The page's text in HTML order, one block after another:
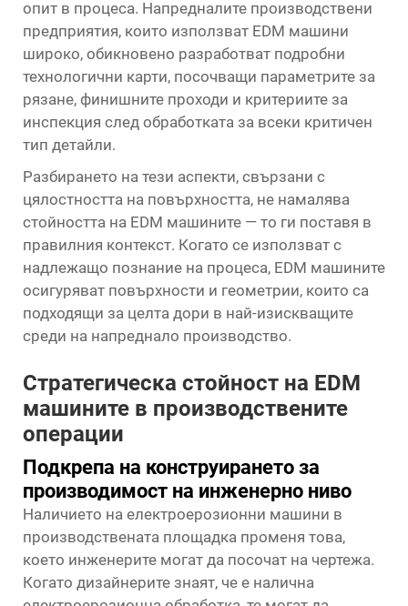
опит в процеса. Напредналите производствени
предприятия, които използват EDM машини
широко, обикновено разработват подробни
технологични карти, посочващи параметрите за
рязане, финишните проходи и критериите за
инспекция след обработката за всеки критичен
тип детайли.
Разбирането на тези аспекти, свързани с
цялостността на повърхността, не намалява
стойността на EDM машините — то ги поставя в
правилния контекст. Когато се използват с
надлежащо познание на процеса, EDM машините
осигуряват повърхности и геометрии, които са
подходящи за целта дори в най-изискващите
среди на напреднало производство.
Стратегическа стойност на EDM
машините в производствените
операции
Подкрепа на конструирането за
производимост на инженерно ниво
Наличието на електроерозионни машини в
производствената площадка променя това,
което инженерите могат да посочат на чертежа.
Когато дизайнерите знаят, че е налична